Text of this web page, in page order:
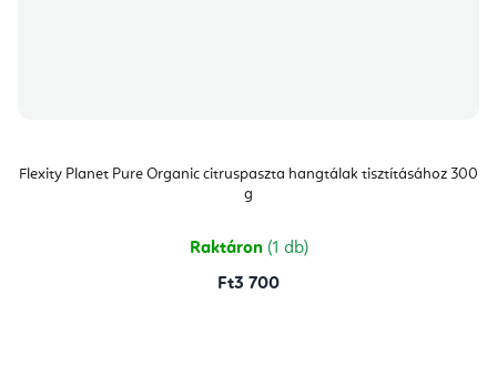
Flexity Planet Pure Organic citruspaszta hangtálak tisztításához 300
g
Raktáron (1 db)
Ft3 700